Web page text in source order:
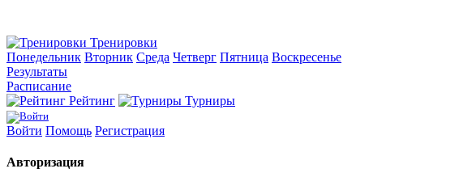
Тренировки
Понедельник Вторник Среда Четверг Пятница Воскресенье
Результаты
Расписание
Рейтинг
Турниры
Войти Помощь Регистрация
Авторизация